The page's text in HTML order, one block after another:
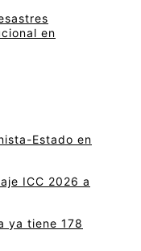
en
Estado en
ICC 2026 a
ya tiene 178